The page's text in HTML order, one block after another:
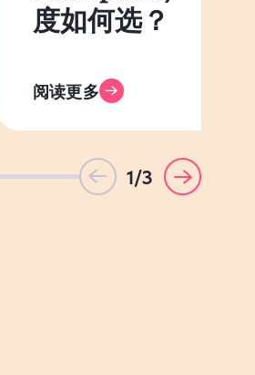
度如何选？
阅读更多
1/3